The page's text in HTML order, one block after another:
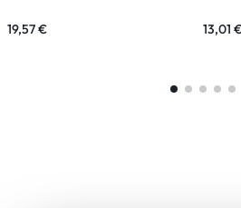
19,57€ 13,01